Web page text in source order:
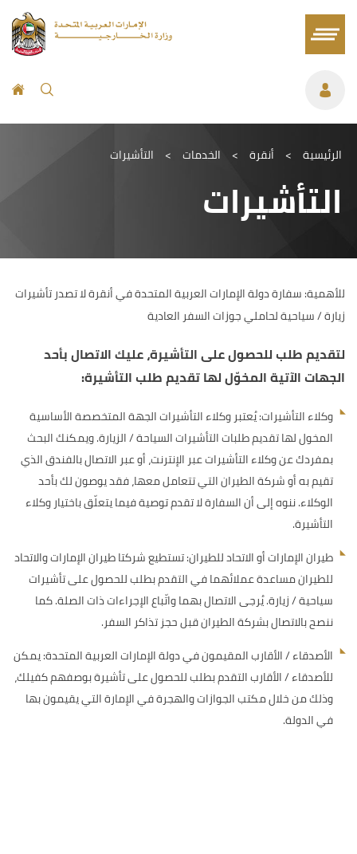
الرئيسية > أنقرة > الخدمات > التأشيرات
التأشيرات
للأهمية: سفارة دولة الإمارات العربية المتحدة في أنقرة لا تصدر تأشيرات
زيارة / سياحية لحاملي جوزات السفر العادية
لتقديم طلب للحصول على التأشيرة، عليك الاتصال بأحد
الجهات الآتية المخوّل لها تقديم طلب التأشيرة:
وكلاء التأشيرات: يُعتبر وكلاء التأشيرات الجهة المتخصصة الأساسية
المخول لها تقديم طلبات التأشيرات السياحة / الزيارة. ويمكنك البحث
بمفردك عن وكلاء التأشيرات عبر الإنترنت، أو عبر الاتصال بالفندق الذي
تقيم به أو شركة الطيران التي تتعامل معها، فقد يوصون لك بأحد
الوكلاء. ننوه إلى أن السفارة لا تقدم توصية فيما يتعلّق باختيار وكلاء
التأشيرة.
طيران الإمارات أو الاتحاد للطيران: تستطيع شركتا طيران الإمارات والاتحاد
للطيران مساعدة عملائهما في التقدم بطلب للحصول على تأشيرات
سياحية / زيارة. يُرجى الاتصال بهما واتّباع الإجراءات ذات الصلة. كما
ننصح بالاتصال بشركة الطيران قبل حجز تذاكر السفر.
الأصدقاء / الأقارب المقيمون في دولة الإمارات العربية المتحدة: يمكن
للأصدقاء / الأقارب التقدم بطلب للحصول على تأشيرة بوصفهم كفيلك،
وذلك من خلال مكتب الجوازات والهجرة في الإمارة التي يقيمون بها
في الدولة.